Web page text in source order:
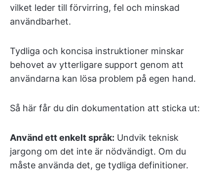
vilket leder till förvirring, fel och minskad
användbarhet.
Tydliga och koncisa instruktioner minskar
behovet av ytterligare support genom att
användarna kan lösa problem på egen hand.
Så här får du din dokumentation att sticka ut:
Använd ett enkelt språk: Undvik teknisk
jargong om det inte är nödvändigt. Om du
måste använda det, ge tydliga definitioner.